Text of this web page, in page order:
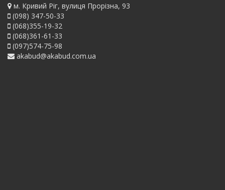
м. Кривий Ріг, вулиця Прорізна, 93
(098) 347-50-33
(068)355-19-32
(068)361-61-33
(097)574-75-98
akabud@akabud.com.ua